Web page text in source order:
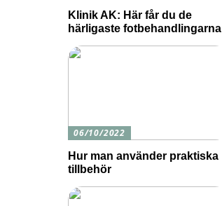
Klinik AK: Här får du de
härligaste fotbehandlingarna
06/10/2022
Hur man använder praktiska
tillbehör